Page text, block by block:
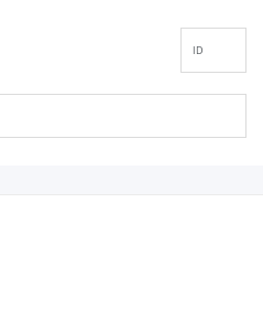
ID